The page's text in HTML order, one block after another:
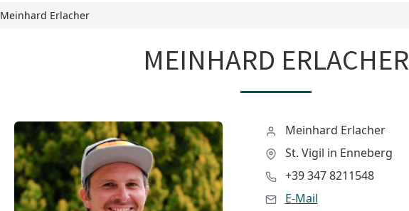
Meinhard Erlacher
MEINHARD ERLACHER
Meinhard Erlacher
St. Vigil in Enneberg
+39 347 8211548
E-Mail